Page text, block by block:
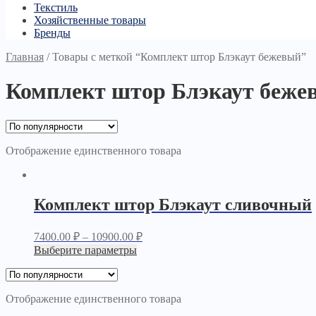
Текстиль
Хозяйственные товары
Бренды
Главная /Товары с меткой “Комплект штор Блэкаут бежевый”
Комплект штор Блэкаут
Отображение единственного товара
Комплект штор Блэкаут сливочный
7400.00 ₽ – 10900.00 ₽
Выберите параметры
Отображение единственного товара